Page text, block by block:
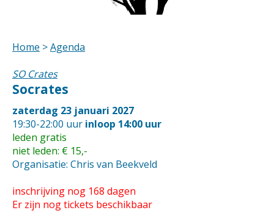
Home >Agenda
SO Crates
Socrates
zaterdag 23 januari 2027
19:30-22:00 uur inloop 14:00 uur
leden gratis
niet leden: € 15,-
Organisatie: Chris van Beekveld
inschrijving nog 168 dagen
Er zijn nog tickets beschikbaar